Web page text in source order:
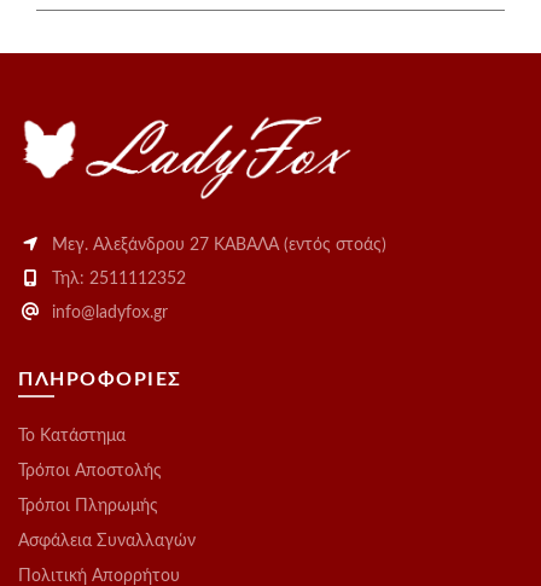
Μεγ. Αλεξάνδρου 27 ΚΑΒΑΛΑ (εντός στοάς)
Τηλ: 2511112352
info@ladyfox.gr
ΠΛΗΡΟΦΟΡΙΕΣ
Το Kατάστημα
Τρόποι Αποστολής
Τρόποι Πληρωμής
Ασφάλεια Συναλλαγών
Πολιτική Απορρήτου